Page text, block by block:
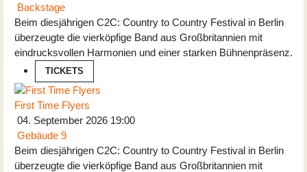
Backstage
Beim diesjährigen C2C: Country to Country Festival in Berlin
überzeugte die vierköpfige Band aus Großbritannien mit
eindrucksvollen Harmonien und einer starken Bühnenpräsenz.
TICKETS
First Time Flyers
04. September 2026 19:00
Gebäude 9
Beim diesjährigen C2C: Country to Country Festival in Berlin
überzeugte die vierköpfige Band aus Großbritannien mit